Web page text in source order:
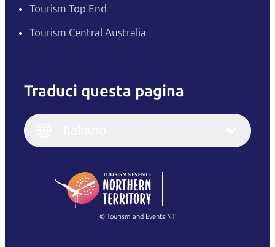
Tourism Top End
Tourism Central Australia
Traduci questa pagina
English
(Singapore)
Français
Italiano
繁體中文
© Tourism and Events NT